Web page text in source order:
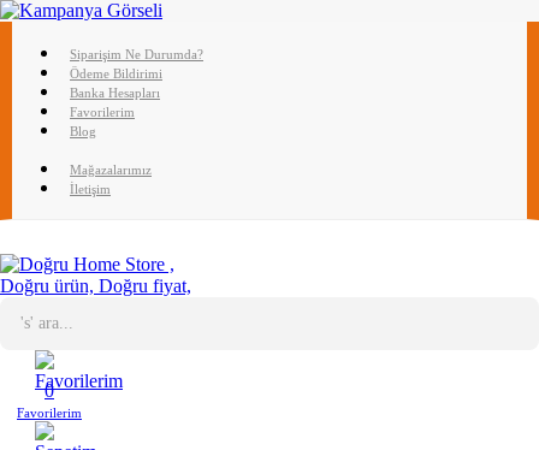
Siparişim Ne Durumda?
Ödeme Bildirimi
Banka Hesapları
Favorilerim
Blog
Mağazalarımız
İletişim
0
Favorilerim